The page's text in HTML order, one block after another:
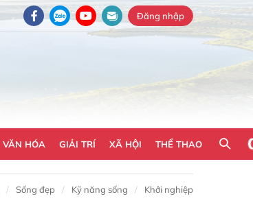
Đăng nhập
VĂN HÓA GIẢI TRÍ XÃ HỘI THỂ THAO
Sống đẹp Kỹ năng sống Khởi nghiệp